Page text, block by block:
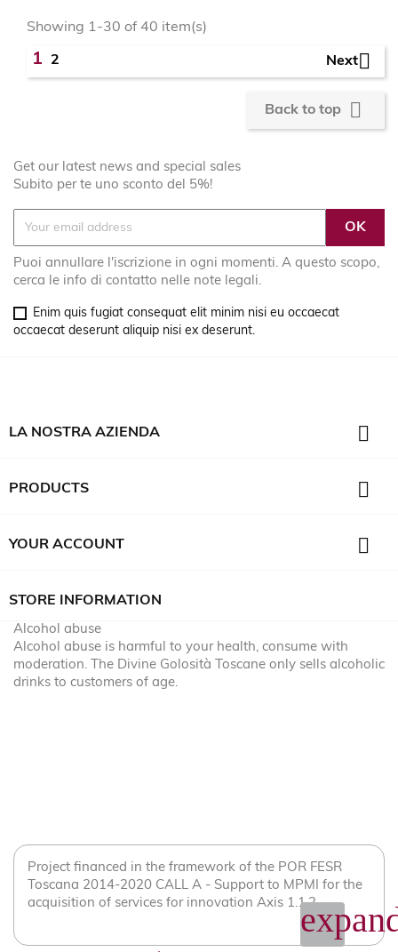
Showing 1-30 of 40 item(s)
1 2 Next
Back to top 
Get our latest news and special sales
Subito per te uno sconto del 5%!
Puoi annullare l'iscrizione in ogni momenti. A questo scopo,
cerca le info di contatto nelle note legali.
Enim quis fugiat consequat elit minim nisi eu occaecat
occaecat deserunt aliquip nisi ex deserunt.
LA NOSTRA AZIENDA 
PRODUCTS 
YOUR ACCOUNT 
STORE INFORMATION
Alcohol abuse
Alcohol abuse is harmful to your health, consume with
moderation. The Divine Golosità Toscane only sells alcoholic
drinks to customers of age.
Project financed in the framework of the POR FESR
Toscana 2014-2020 CALL A - Support to MPMI for the
acquisition of services for innovation Axis 1.1.2